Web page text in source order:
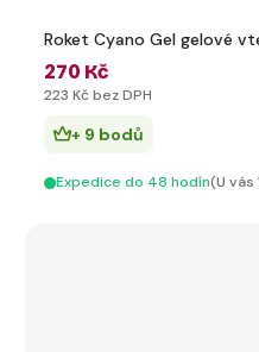
Roket Cyano Gel gelové
270 Kč
223 Kč bez DPH
+ 9 bodů
Expedice do 48 hodín(U vás